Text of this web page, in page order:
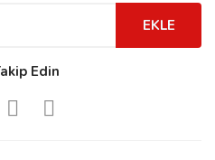
EKLE
Edin